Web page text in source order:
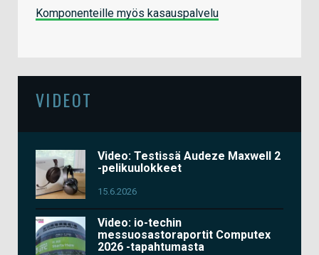
Komponenteille myös kasauspalvelu
VIDEOT
Video: Testissä Audeze Maxwell 2
-pelikuulokkeet
15.6.2026
Video: io-techin
messuosastoraportit Computex
2026 -tapahtumasta